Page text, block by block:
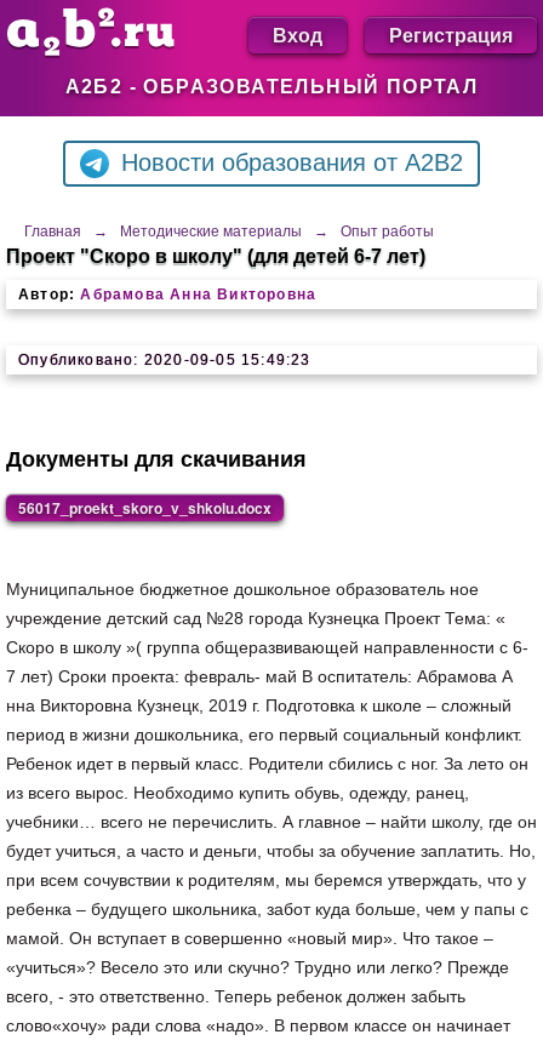
А2Б2 - ОБРАЗОВАТЕЛЬНЫЙ ПОРТАЛ
Вход Регистрация
Новости образования от A2B2
Главная → Методические материалы → Опыт работы
Проект "Скоро в школу" (для детей 6-7 лет)
Автор: Абрамова Анна Викторовна
Опубликовано: 2020-09-05 15:49:23
Документы для скачивания
56017_proekt_skoro_v_shkolu.docx
Муниципальное бюджетное дошкольное образователь ное учреждение детский сад №28 города Кузнецка Проект Тема: « Скоро в школу »( группа общеразвивающей направленности с 6- 7 лет) Сроки проекта: февраль- май В оспитатель: Абрамова А нна Викторовна Кузнецк, 2019 г. Подготовка к школе – сложный период в жизни дошкольника, его первый социальный конфликт. Ребенок идет в первый класс. Родители сбились с ног. За лето он из всего вырос. Необходимо купить обувь, одежду, ранец, учебники… всего не перечислить. А главное – найти школу, где он будет учиться, а часто и деньги, чтобы за обучение заплатить. Но, при всем сочувствии к родителям, мы беремся утверждать, что у ребенка – будущего школьника, забот куда больше, чем у папы с мамой. Он вступает в совершенно «новый мир». Что такое – «учиться»? Весело это или скучно? Трудно или легко? Прежде всего, - это ответственно. Теперь ребенок должен забыть слово«хочу» ради слова «надо». В первом классе он начинает свою общественно – трудовую жизнь. Словом, у ребенка с поступлением в школу куда больше причин для беспокойства, чем у родителей. Поступление в школу и начальный период обучения вызывают перестройку образа жизни и деятельности ребенка. Маленький человек находится в состоянии ожидания: предстоит что- то очень значительное и притягательное, но пока еще неопределенное. Весь уклад жизни ребенка меняется радикально. Вот основные проблемы, с которыми ему приходится встретиться в школе: - смена режима сна и питания; - смена воздушного режима: необходимость пребывания в помещении в течение более длительного времени, чем в детском саду; - увеличение времени, проводимого без активного движения, сидя за столом; - непривычно высокий уровень шума и «толчея» на перемене, предназначенной для отдыха( часть детей предпочитает вообще не покидать класс в это время) ; - смена стиля общения с взрослыми: учитель зачастую не ориентирован на опеку, заботу и защиту, на установление индивидуальных личных контактов, и ребенок может чувствовать себя на новом месте на первых порах беспомощным и одиноким; - необходимость полного самообслуживания в одевании и раздевании, еде, пользовании туалетом, в ситуации, когда за соблюдением гигиенических навыков вполне может никто не следить. Необходим полный самоконтроль; - необходимость организовывать свое рабочее место на парте, собрать и достать пособия и учебники из портфеля и аккуратно уложить их обратно «в сжатые сроки»; - необходимость правильно реагировать на условные сигналы – звонок на урок и на перемену– и подчинять свое поведение им, а также правилам поведения на уроке – сдерживать и произвольно контролировать двигательную, речевую и эмоциональную реакции; - коллектив из 25 – 30 незнакомых сверстников; необходимость установления контактов с ними; - возможный неуспех в деятельности; - увеличение объема интеллектуальной нагрузки. Переход в школу – качественно новый этап в его развитии. Этот этап связан с изменением«социальной ситуации развития», с личностными новообразованиями, которые Л. С. Выготский назвал«кризисом 7 лет». Наступает период «адаптации» к школе, который занимает от 1 до 3 месяцев, а иногда – до полугода. Адаптация – естественный процесс при смене ситуации развития. Л. С. Выготский: «…. . смена социальной ситуации развития в жизни и психическом развитии ребенка». Все жизненные ситуации, связанные с поступлением в школу, и их переживания требуют от ребенка пересмотра созданной им картины мира, а иногда ее серьезной корректировки. Главное, что необходимо ребенку, - положительная мотивация к учению. Большинство будущих первоклассников хочет идти в школу, но у них складывается определенное представление, которое можно сформулировать приблизительно так: настоящий школьник – это счастливый обладатель портфеля и школьной формы, старательный исполнитель школьных правил, он слушает учителя, поднимает руку и получает оценки. Причем, «оценка» и «пятерка» для будущего первоклассника почти одно и то же. Ребенок уверен, что будет хорошим учеником, так как видел, что мама купила для него все необходимое к школе. В таких детских надеждах таится большая опасность: ребенок воспринимает школу как очередную игру, которая может оказаться совсем не такой привлекательной, если не превратится со временем в учебное сотрудничество с учителем и сверстниками. Отношение ребенка к школе формируется до того, как он в нее пойдет. И здесь важную роль играет информация о школе и способ ее подачи со стороны родителей и воспитателей детского сада. Многие родители стараются создать эмоционально привлекательный образ школы: «Ты у нас отличником будешь», «У тебя появятся новые друзья», «Учителя любят таких умненьких, как ты». Взрослые полагают, что тем самым они прививают ребенку заинтересованное отношение к школе. В действительности же ребенок, настроенный на радостную увлекательную деятельность, испытав даже незначительные, негативные эмоции( обиду, ревность, зависть, досаду) , может надолго потерять интерес к учебе. Причин для подобных эмоций школа предоставляет предостаточно: неудачи на фоне кажущейся всеобщей успешности, трудности в поиске друзей среди одноклассников, расхождение оценки учителя и привычной родительской похвалы и др. Иногда родители и воспитатели используют образ школы как устрашение, не задумываясь о последствиях: «За такое поведение тебя в школе сразу в хулиганы запишут! », «Ты же двух слов связать не можешь. Как ты на уроках будешь отвечать? ». Такие напутствия вряд ли воодушевят детей. Стараясь быть объективными при оценке их успехов, взрослые не скупятся на критические замечания и, в конце концов, добиваются того, что ребенок вообще не предпринимает никаких попыток преодолеть трудности, реагируя слезами на неудачи. Можно понять его боязнь и тревогу, связанные с предстоящим обучением в школе. Таким образом, ни однозначно позитивный, ни однозначно негативный образ школы не принесет пользы. Важно настроить ребенка на ежедневный труд и внушать ему: «Ты сможешь все, если немного постараешься». В настоящее время школа решает сложные задачи образования и воспитания подрастающего поколения. Успехи школьного обучения в немалой степени зависят от уровня подготовленности ребенка в дошкольные годы. В психолого–педагогических исследованиях рассматриваются вопросы специальной и общей психологической готовности ребенка к школе. По мнению ученых, одной из сторон психологической готовности является личностная готовность дошкольника к предстоящему обучению, которая выражается в мотивах учения, в отношении детей к школе, к учителю, к предстоящим школьным обязанностям и положению школьника, в способности сознательно управлять своим поведением. Однако высокий уровень интеллектуального развития детей не всегда совпадает с их личностной готовностью к школе, у детей не сформировано положительное отношение к новому образу жизни, предстоящим изменениям условий, правил, требований, что является показателем отношения к школе. Это несоответствие отмечают и учителя школ. В изученной литературе интересующая нас проблема представлена недостаточно. Ряд авторов подчеркивает необходимость воспитания положительного отношения к школе, как условие успешного обучения в дальнейшем. Да и практика сегодня нацелена в основном на интеллектуальную подготовку детей к школе и мало внимания уделяет формированию «внутренней позиции школьника». Анализ педагогического наследия показал, что во все времена педагоги высказывали мысли о подготовке к школьному обучению. Она должна заключаться в правильной организации жизни детей, своевременном развитии их способностей, а также пробуждения интереса к школе и учению. ( Я. А. Коменский, Дж. Локк, Ж. Ж. Руссо, И. Г. Песталоцци, Н. А. Добролюбов, К. Д. Ушинский, А. С. Симонович, Е. И. Водовозова, А. С. Макаренко) В современной отечественной психологии проблема готовности к школьному обучению изучалась в различных направлениях. Исследованием данной проблемы занимались А. В. Запорожец, А. А. Венгер, Ф. А. Сохин, Л. Е. Журова, Т. В. Тарунтаева, М. И. Лисина, Л. И. Божович, Т. А. Репина, Р. Б. Стеркина, Т. В. Антонова и др. Психологи выделяют общую и специальную готовность как два больших блока, составляющих готовность детей к школе. К общей готовности относятся физическая, личностная( отношения с окружающими людьми, взаимоотношения со сверстниками, отношение ребенка к самому себе) и интеллектуальная. К специальной – подготовка к усвоению предметов курса начальной школы, общее развитие, подготовка к чтению, письму. ( Е. А. Журова, Л. Н. Невская, Н. В. Дурова) В определении готовности ребенка 6 – 7 лет к школьному обучению необходимо учитывать так называемую «школьную зрелость»( С. М. Громбах, М. В. Антропова, О. А. Лосева и др. ) , то есть тот уровень морфологического и функционального развития, который позволяет заключить, что требования систематического обучения, разного рода нагрузки, режим школьной жизни не будут чрезмерно обременительны для ребенка и не ухудшат его здоровье. Особое значение в личностной готовности ребенка к школе имеет мотивационный план, то есть«внутренняя позиция школьника». Внутренняя позиция – это совокупность всех отношений нашего ребенка к действительности, сложившаяся в определенную систему. Она формируется в процессе жизни и воспитания. Аналитический обзор литературы позволил определить содержание и структуру понятия положительного отношения к школе, которое включает в себя: - наличие четких представлений о школе и формах школьного поведения; - заинтересованное отношение к учению и учебной деятельности; - наличие социальных мотивов и умение подчиняться школьным требованиям, что в конечном итоге формирует школьную позицию. Таким образом, теоретический анализ литературы и данные практики убедили нас в проведении целенаправленной работы по воспитанию положительного отношения к школе у детей подготовительной группы. Воспитание положительного отношения к школе у детей будет наиболее эффективным при соблюдении следующих условий: Включения в целостный педагогический процесс разнообразных форм и методов работы по ознакомлению детей со школой